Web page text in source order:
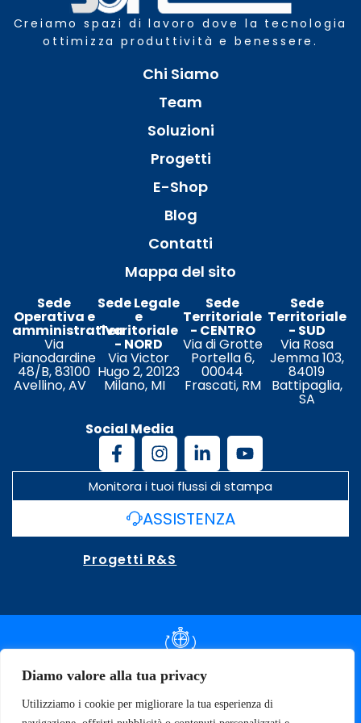
Diamo valore alla tua privacy
Utilizziamo i cookie per migliorare la tua esperienza di
Creiamo spazi di lavoro dove la tecnologia
ottimizza produttività e benessere.
Chi Siamo
Team
Soluzioni
Progetti
E-Shop
Blog
Contatti
Mappa del sito
Sede
Operativa e
amministrativa
Via
Pianodardine
48/B, 83100
Avellino, AV
Sede Legale
e
Territoriale
- NORD
Via Victor
Hugo 2, 20123
Milano, MI
Sede
Territoriale
- CENTRO
Via di Grotte
Portella 6,
00044
Frascati, RM
Sede
Territoriale
- SUD
Via Rosa
Jemma 103,
84019
Battipaglia,
SA
Social Media
Monitora i tuoi flussi di stampa
ASSISTENZA
Progetti R&S
DOCUMENTAZIONE SLA